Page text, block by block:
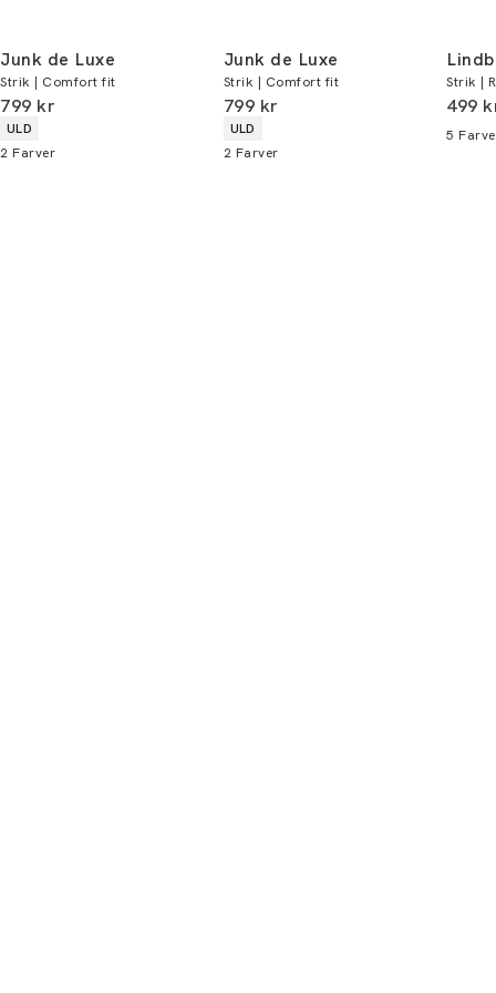
Du kan indløse din bonus 365 dage om året i
alle butikker og online.
Junk de Luxe
Strik | Comfort fit
I alt (inkl. rabat)
799 kr
Produkt egenskaber
ULD
2 Farver
Junk de Luxe
Strik | Comfort fit
I alt (inkl. rabat)
799 kr
Produkt egenskaber
ULD
2 Farver
Strik |
I alt
499
5